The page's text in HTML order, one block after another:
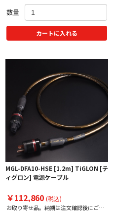
数量
カートに入れる
MGL-DFA10-HSE [1.2m] TiGLON [テ
ィグロン] 電源ケーブル
￥112,860 (税込)
お取り寄せ品。納期は注文確認後にご案